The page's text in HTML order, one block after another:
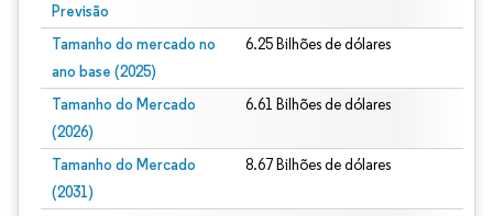
Previsão
Tamanho do mercado no
ano base (2025)
6.25 Bilhões de dólares
Tamanho do Mercado
(2026)
6.61 Bilhões de dólares
Tamanho do Mercado
(2031)
8.67 Bilhões de dólares